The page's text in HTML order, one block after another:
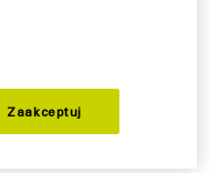
innych procesach.
Zaakceptuj